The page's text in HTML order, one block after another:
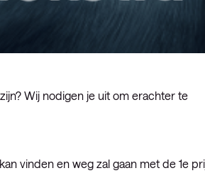
Wij nodigen je uit om erachter te
vinden en weg zal gaan met de 1e